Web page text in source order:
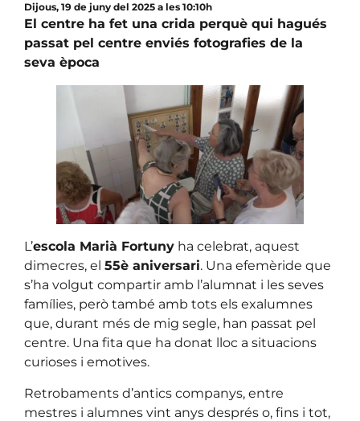
Dijous, 19 de juny del 2025 a les 10:10h
El centre ha fet una crida perquè qui hagués
passat pel centre enviés fotografies de la
seva època
L’escola Marià Fortuny ha celebrat, aquest
dimecres, el 55è aniversari. Una efemèride que
s’ha volgut compartir amb l’alumnat i les seves
famílies, però també amb tots els exalumnes
que, durant més de mig segle, han passat pel
centre. Una fita que ha donat lloc a situacions
curioses i emotives.
Retrobaments d’antics companys, entre
mestres i alumnes vint anys després o, fins i tot,